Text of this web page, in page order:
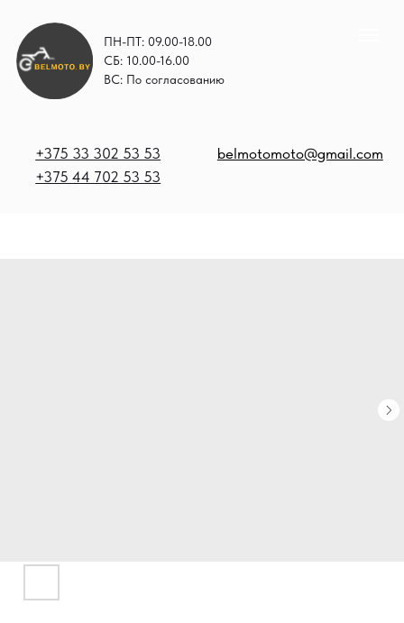
ПН-ПТ: 09.00-18.00
СБ: 10.00-16.00
ВС: По согласованию